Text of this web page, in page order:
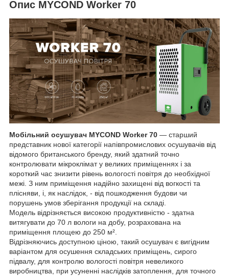
Опис MYCOND Worker 70
Мобільний осушувач MYCOND Worker 70 — старший
представник нової категорії напівпромислових осушувачів від
відомого британського бренду, який здатний точно
контролювати мікроклімат у великих приміщеннях і за
короткий час знизити рівень вологості повітря до необхідної
межі. З ним приміщення надійно захищені від вогкості та
плісняви, і, як наслідок, - від пошкодження будови чи
порушень умов зберігання продукції на складі.
Модель відрізняється високою продуктивністю - здатна
витягувати до 70 л вологи на добу, розрахована на
приміщення площею до 250 м².
Відрізняючись доступною ціною, такий осушувач є вигідним
варіантом для осушення складських приміщень, сирого
підвалу, для контролю вологості повітря невеликого
виробництва, при усуненні наслідків затоплення, для точного